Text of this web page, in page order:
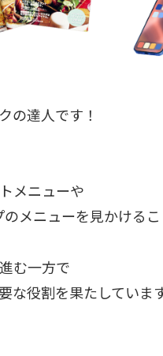
の達人です！
メニューや
メニューを見かける
む一方で
な役割を果たしていま